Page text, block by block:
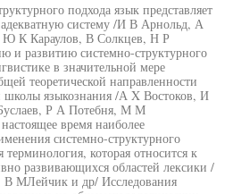
подхода язык представляет
систему /И В Арнольд, А
К Караулов, В Солкцев, Н Р
и развитию системно-структурного
в значительной мере
теоретической направленности
школы языкознания /А X Востоков, И
Р А Потебня, М М
время наиболее
системно-структурного
терминология, которая относится к
развивающихся областей лексики /
МЛейчик и др/ Исследования